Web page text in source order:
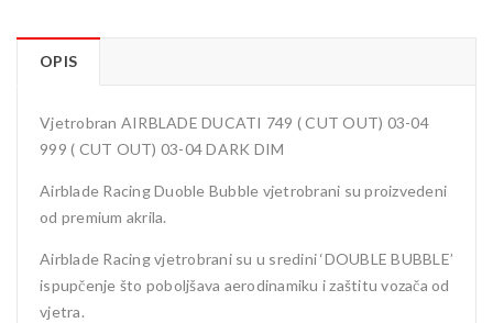
OPIS
Vjetrobran AIRBLADE DUCATI 749 ( CUT OUT) 03-04
999 ( CUT OUT) 03-04 DARK DIM
Airblade Racing Duoble Bubble vjetrobrani su proizvedeni
od premium akrila.
Airblade Racing vjetrobrani su u sredini ‘DOUBLE BUBBLE’
ispupčenje što poboljšava aerodinamiku i zaštitu vozača od
vjetra.